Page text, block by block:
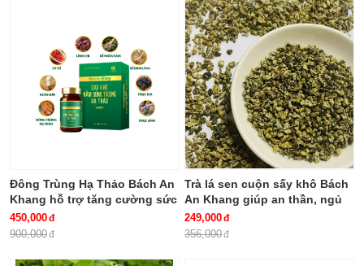
Đông Trùng Hạ Thảo Bách An
Khang hỗ trợ tăng cường sức
khỏe, giảm mệt mỏi (hộp 30
viên)
450,000
900,000
Trà lá sen cuộn sấy khô Bách
An Khang giúp an thần, ngủ
ngon
249,000
356,000